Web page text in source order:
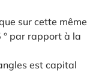
sur cette même
par rapport à la
est capital